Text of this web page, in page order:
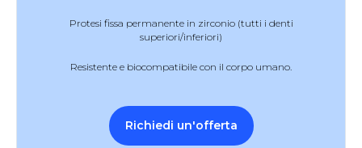
Protesi fissa permanente in zirconio (tutti i denti
superiori/inferiori)
Resistente e biocompatibile con il corpo umano.
Richiedi un'offerta